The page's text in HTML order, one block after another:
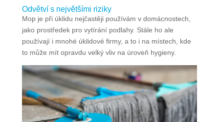
Odvětví s největšími riziky
Mop je při úklidu nejčastěji používám v domácnostech,
jako prostředek pro vytírání podlahy. Stále ho ale
používají i mnohé úklidové firmy, a to i na místech, kde
to může mít opravdu velký vliv na úroveň hygieny.